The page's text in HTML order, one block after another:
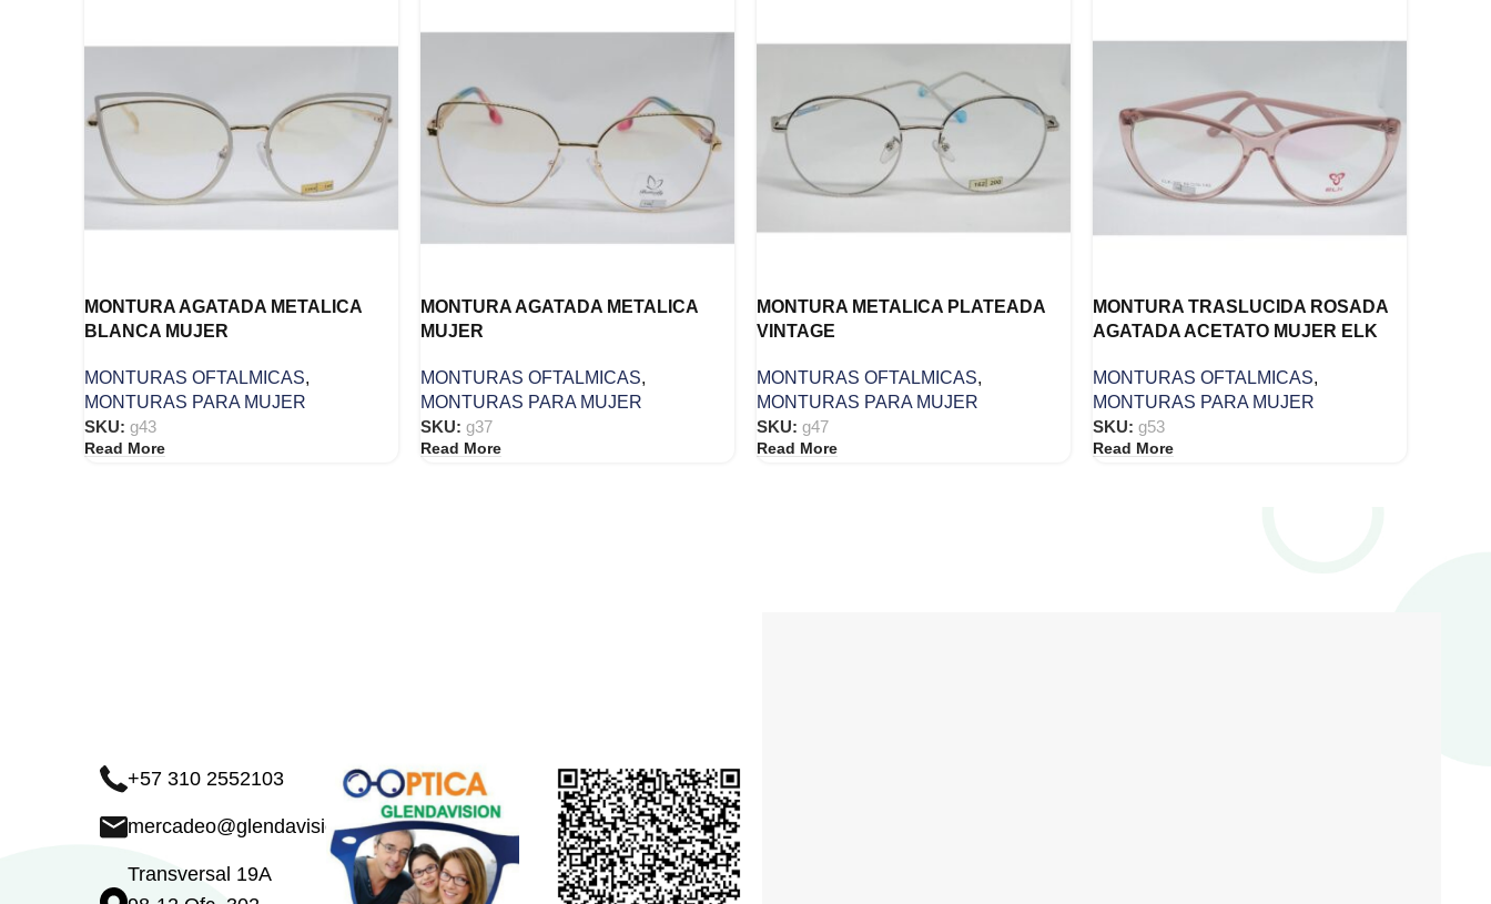
MONTURA AGATADA METALICA
BLANCA MUJER
MONTURAS OFTALMICAS,
MONTURAS PARA MUJER
SKU: g43
Read More
MONTURA AGATADA METALICA
MUJER
MONTURAS OFTALMICAS,
MONTURAS PARA MUJER
SKU: g37
Read More
MONTURA METALICA PLATEADA
VINTAGE
MONTURAS OFTALMICAS,
MONTURAS PARA MUJER
SKU: g47
Read More
MONTURA TRASLUCIDA ROSADA
AGATADA ACETATO MUJER ELK
MONTURAS OFTALMICAS,
MONTURAS PARA MUJER
SKU: g53
Read More
+57 310 2552103
mercadeo@glendavision.com
Transversal 19A